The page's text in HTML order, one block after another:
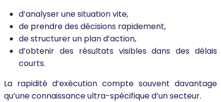
d’analyser une situation vite,
de prendre des décisions rapidement,
de structurer un plan d’action,
d’obtenir des résultats visibles dans des délais
courts.
La rapidité d’exécution compte souvent davantage
qu’une connaissance ultra-spécifique d’un secteur.